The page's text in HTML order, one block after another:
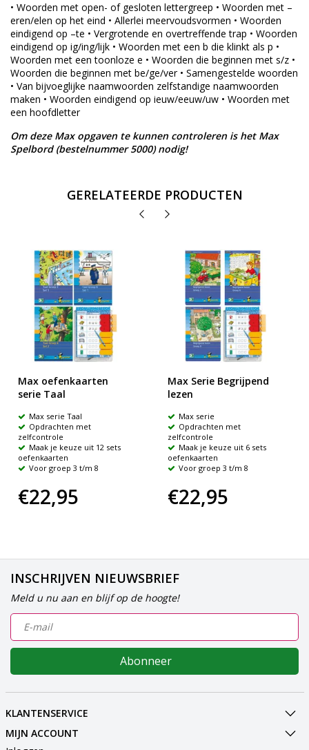
• Woorden met open- of gesloten lettergreep • Woorden met –
eren/elen op het eind • Allerlei meervoudsvormen • Woorden
eindigend op –te • Vergrotende en overtreffende trap • Woorden
eindigend op ig/ing/lijk • Woorden met een b die klinkt als p •
Woorden met een toonloze e • Woorden die beginnen met s/z •
Woorden die beginnen met be/ge/ver • Samengestelde woorden
• Van bijvoeglijke naamwoorden zelfstandige naamwoorden
maken • Woorden eindigend op ieuw/eeuw/uw • Woorden met
een hoofdletter
Om deze Max opgaven te kunnen controleren is het Max
Spelbord (bestelnummer 5000) nodig!
GERELATEERDE PRODUCTEN
Max oefenkaarten
serie Taal
Max serie Taal
Opdrachten met
zelfcontrole
Maak je keuze uit 12 sets
oefenkaarten
Voor groep 3 t/m 8
€22,95
Max Serie Begrijpend
lezen
Max serie
Opdrachten met
zelfcontrole
Maak je keuze uit 6 sets
oefenkaarten
Voor groep 3 t/m 8
€22,95
INSCHRIJVEN NIEUWSBRIEF
Meld u nu aan en blijf op de hoogte!
Abonneer
KLANTENSERVICE
MIJN ACCOUNT